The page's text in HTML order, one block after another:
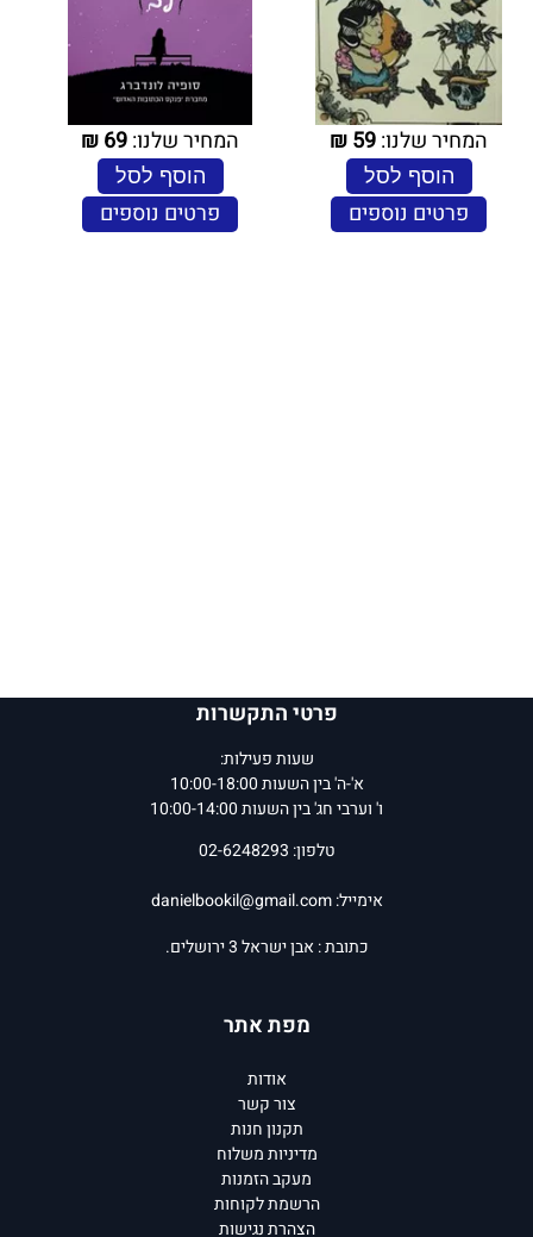
המחיר שלנו:59
₪
הוסף לסל
פרטים נוספים
המחיר שלנו:69
₪
הוסף לסל
פרטים נוספים
פרטי התקשרות
שעות פעילות:
א'-ה' בין השעות 10:00-18:00
ו' וערבי חג' בין השעות 10:00-14:00
טלפון: 02-6248293
אימייל:danielbookil@gmail.com
כתובת : אבן ישראל 3 ירושלים.
מפת אתר
אודות
צור קשר
תקנון חנות
מדיניות משלוח
מעקב הזמנות
הרשמת לקוחות
הצהרת נגישות